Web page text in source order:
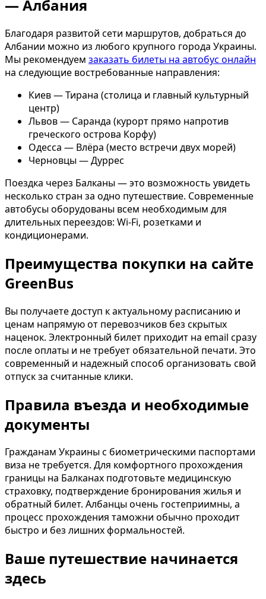
— Албания
Благодаря развитой сети маршрутов, добраться до
Албании можно из любого крупного города Украины.
Мы рекомендуем заказать билеты на автобус онлайн
на следующие востребованные направления:
Киев — Тирана (столица и главный культурный
центр)
Львов — Саранда (курорт прямо напротив
греческого острова Корфу)
Одесса — Влёра (место встречи двух морей)
Черновцы — Дуррес
Поездка через Балканы — это возможность увидеть
несколько стран за одно путешествие. Современные
автобусы оборудованы всем необходимым для
длительных переездов: Wi-Fi, розетками и
кондиционерами.
Преимущества покупки на сайте
GreenBus
Вы получаете доступ к актуальному расписанию и
ценам напрямую от перевозчиков без скрытых
наценок. Электронный билет приходит на email сразу
после оплаты и не требует обязательной печати. Это
современный и надежный способ организовать свой
отпуск за считанные клики.
Правила въезда и необходимые
документы
Гражданам Украины с биометрическими паспортами
виза не требуется. Для комфортного прохождения
границы на Балканах подготовьте медицинскую
страховку, подтверждение бронирования жилья и
обратный билет. Албанцы очень гостеприимны, а
процесс прохождения таможни обычно проходит
быстро и без лишних формальностей.
Ваше путешествие начинается
здесь